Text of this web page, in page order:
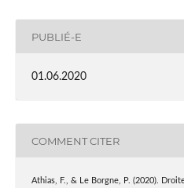
PUBLIÉ-E
01.06.2020
COMMENT CITER
Athias, F., & Le Borgne, P. (2020).